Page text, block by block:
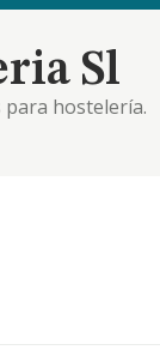
Sl
hostelería.